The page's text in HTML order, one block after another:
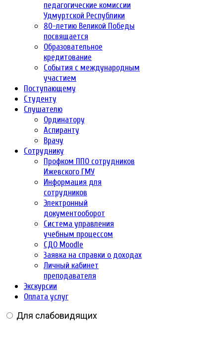
педагогические комиссии
Удмуртской Республики
80-летию Великой Победы
посвящается
Образовательное
кредитование
События с международным
участием
Поступающему
Студенту
Слушателю
Ординатору
Аспиранту
Врачу
Сотруднику
Профком ППО сотрудников
Ижевского ГМУ
Информация для
сотрудников
Электронный
документооборот
Система управления
учебным процессом
СДО Moodle
Заявка на справки о доходах
Личный кабинет
преподавателя
Экскурсии
Оплата услуг
Для слабовидящих